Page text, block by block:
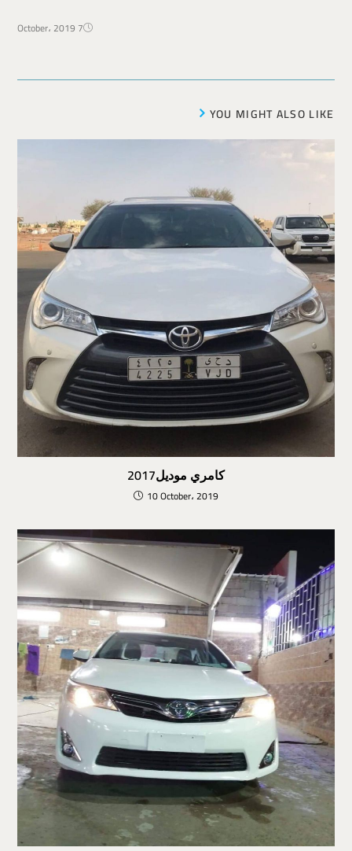
7 October، 2019
YOU MIGHT ALSO LIKE
كامري موديل2017
10 October، 2019